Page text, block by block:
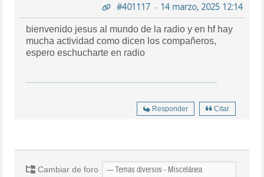
#401117- 14 marzo, 2025 12:14
bienvenido jesus al mundo de la radio y en hf hay
mucha actividad como dicen los compañeros,
espero eschucharte en radio
Responder Citar
Cambiar de foro